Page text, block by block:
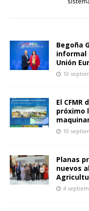
Begoña
informal
Unión
10
El
próximo
10
Planas
nuevos
4